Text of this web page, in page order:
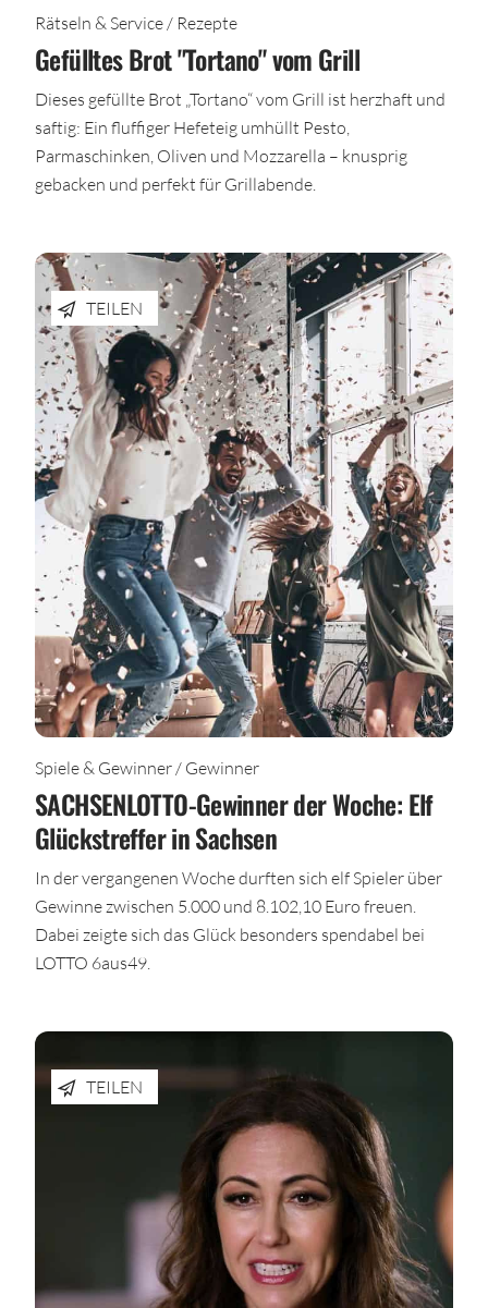
Rätseln & Service / Rezepte
Gefülltes Brot "Tortano" vom Grill
Dieses gefüllte Brot „Tortano“ vom Grill ist herzhaft und
saftig: Ein fluffiger Hefeteig umhüllt Pesto,
Parmaschinken, Oliven und Mozzarella – knusprig
gebacken und perfekt für Grillabende.
TEILEN
Spiele & Gewinner / Gewinner
SACHSENLOTTO-Gewinner der Woche: Elf
Glückstreffer in Sachsen
In der vergangenen Woche durften sich elf Spieler über
Gewinne zwischen 5.000 und 8.102,10 Euro freuen.
Dabei zeigte sich das Glück besonders spendabel bei
LOTTO 6aus49.
TEILEN